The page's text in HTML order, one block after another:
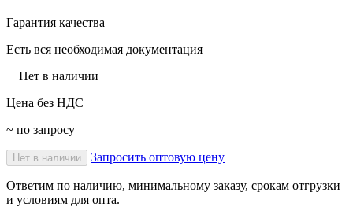
Гарантия качества
Есть вся необходимая документация
Нет в наличии
Цена без НДС
~ по запросу
Нет в наличии Запросить оптовую цену
Ответим по наличию, минимальному заказу, срокам отгрузки
и условиям для опта.